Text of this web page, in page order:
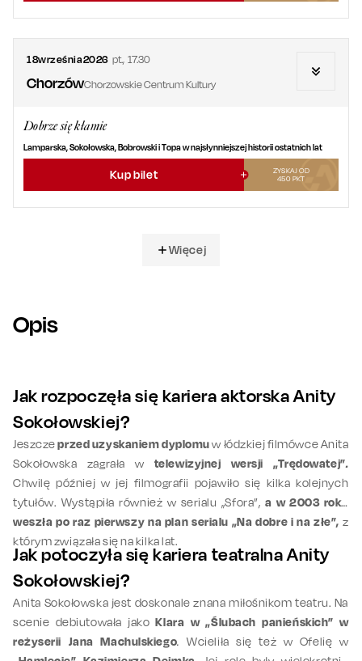
18września2026 pt., 17.30
ChorzówChorzowskie Centrum Kultury
Dobrze się kłamie
Lamparska, Sokołowska, Bobrowski i Topa w najsłynniejszej historii ostatnich lat
Kup bilet
ZYSKAJ OD
450 PKT
Więcej
Opis
Jak rozpoczęła się kariera aktorska Anity
Sokołowskiej?
Jeszczeprzed uzyskaniem dyplomuw łódzkiej filmówce Anita
Sokołowska zagrała w telewizyjnej wersji „Trędowatej”.
Chwilę później w jej filmografii pojawiło się kilka kolejnych
tytułów. Wystąpiła również w serialu „Sfora”, a w 2003 roku
weszła po raz pierwszy na plan serialu „Na dobre i na złe”, z
którym związała się na kilka lat.
Jak potoczyła się kariera teatralna Anity
Sokołowskiej?
Anita Sokołowska jest doskonale znana miłośnikom teatru. Na
scenie debiutowała jakoKlara w „Ślubach panieńskich” w
reżyserii Jana Machulskiego.Wcieliła się też w Ofelię w